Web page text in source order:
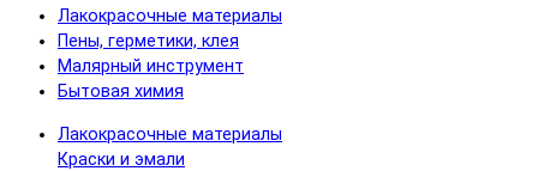
Лакокрасочные материалы
Пены, герметики, клея
Малярный инструмент
Бытовая химия
Лакокрасочные материалы
Краски и эмали